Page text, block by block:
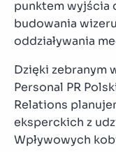
punktem wyjścia
budowania
oddziaływania
Dzięki zebranym
Personal PR
Relations
eksperckich z
Wpływowych